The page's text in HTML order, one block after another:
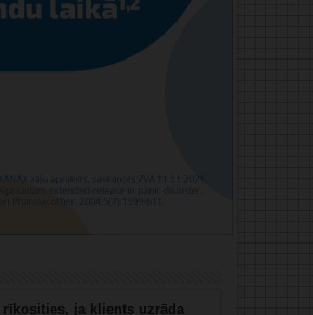
rīkosities, ja klients uzrāda